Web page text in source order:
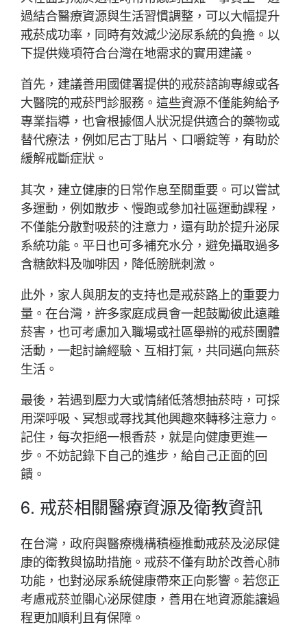
過結合醫療資源與生活習慣調整，可以大幅提升
戒菸成功率，同時有效減少泌尿系統的負擔。以
下提供幾項符合台灣在地需求的實用建議。
首先，建議善用國健署提供的戒菸諮詢專線或各
大醫院的戒菸門診服務。這些資源不僅能夠給予
專業指導，也會根據個人狀況提供適合的藥物或
替代療法，例如尼古丁貼片、口嚼錠等，有助於
緩解戒斷症狀。
其次，建立健康的日常作息至關重要。可以嘗試
多運動，例如散步、慢跑或參加社區運動課程，
不僅能分散對吸菸的注意力，還有助於提升泌尿
系統功能。平日也可多補充水分，避免攝取過多
含糖飲料及咖啡因，降低膀胱刺激。
此外，家人與朋友的支持也是戒菸路上的重要力
量。在台灣，許多家庭成員會一起鼓勵彼此遠離
菸害，也可考慮加入職場或社區舉辦的戒菸團體
活動，一起討論經驗、互相打氣，共同邁向無菸
生活。
最後，若遇到壓力大或情緒低落想抽菸時，可採
用深呼吸、冥想或尋找其他興趣來轉移注意力。
記住，每次拒絕一根香菸，就是向健康更進一
步。不妨記錄下自己的進步，給自己正面的回
饋。
6. 戒菸相關醫療資源及衛教資訊
在台灣，政府與醫療機構積極推動戒菸及泌尿健
康的衛教與協助措施。戒菸不僅有助於改善心肺
功能，也對泌尿系統健康帶來正向影響。若您正
考慮戒菸並關心泌尿健康，善用在地資源能讓過
程更加順利且有保障。